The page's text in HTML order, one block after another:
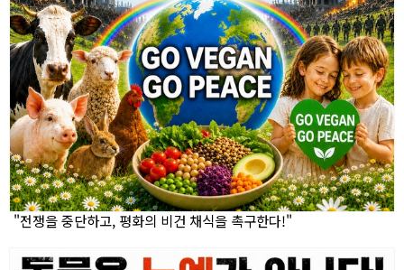
"전쟁을 중단하고, 평화의 비건 채식을 촉구한다!"